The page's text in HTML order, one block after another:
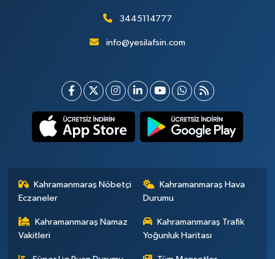
3445114777
info@yesilafsin.com
Kahramanmaraş Nöbetçi
Eczaneler
Kahramanmaraş Hava
Durumu
Kahramanmaraş Namaz
Vakitleri
Kahramanmaraş Trafik
Yoğunluk Haritası